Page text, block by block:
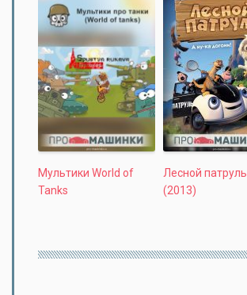
Мультики World of
Tanks
Лесной патруль
(2013)